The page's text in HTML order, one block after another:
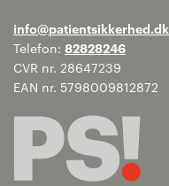
info@patientsikkerhed.dk
Telefon: 82828246
CVR nr. 28647239
EAN nr. 5798009812872